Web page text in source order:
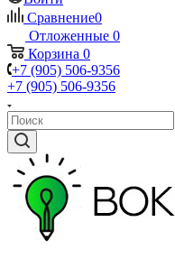
Сравнение0
Отложенные 0
Корзина 0
+7 (905) 506-9356
+7 (905) 506-9356